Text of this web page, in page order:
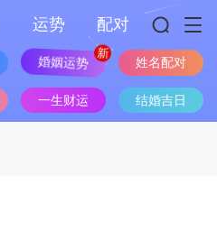
运势 配对
婚姻运势 姓名配对
一生财运 结婚吉日